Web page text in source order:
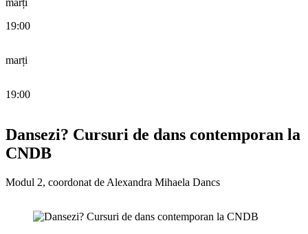
marți
19:00
marți
19:00
Dansezi? Cursuri de dans contemporan la
CNDB
Modul 2, coordonat de Alexandra Mihaela Dancs